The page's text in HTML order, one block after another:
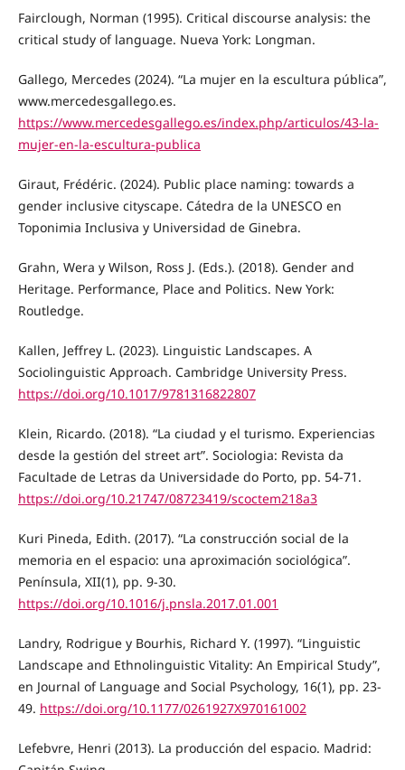
Fairclough, Norman (1995). Critical discourse analysis: the
critical study of language. Nueva York: Longman.
Gallego, Mercedes (2024). “La mujer en la escultura pública”,
www.mercedesgallego.es.
https://www.mercedesgallego.es/index.php/articulos/43-la-
mujer-en-la-escultura-publica
Giraut, Frédéric. (2024). Public place naming: towards a
gender inclusive cityscape. Cátedra de la UNESCO en
Toponimia Inclusiva y Universidad de Ginebra.
Grahn, Wera y Wilson, Ross J. (Eds.). (2018). Gender and
Heritage. Performance, Place and Politics. New York:
Routledge.
Kallen, Jeffrey L. (2023). Linguistic Landscapes. A
Sociolinguistic Approach. Cambridge University Press.
https://doi.org/10.1017/9781316822807
Klein, Ricardo. (2018). “La ciudad y el turismo. Experiencias
desde la gestión del street art”. Sociologia: Revista da
Facultade de Letras da Universidade do Porto, pp. 54-71.
https://doi.org/10.21747/08723419/scoctem218a3
Kuri Pineda, Edith. (2017). “La construcción social de la
memoria en el espacio: una aproximación sociológica”.
Península, XII(1), pp. 9-30.
https://doi.org/10.1016/j.pnsla.2017.01.001
Landry, Rodrigue y Bourhis, Richard Y. (1997). “Linguistic
Landscape and Ethnolinguistic Vitality: An Empirical Study”,
en Journal of Language and Social Psychology, 16(1), pp. 23-
49. https://doi.org/10.1177/0261927X970161002
Lefebvre, Henri (2013). La producción del espacio. Madrid: